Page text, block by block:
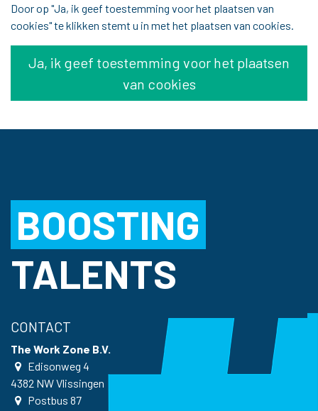
Door op "Ja, ik geef toestemming voor het plaatsen van
cookies" te klikken stemt u in met het plaatsen van cookies.
Ja, ik geef toestemming voor het plaatsen
van cookies
BOOSTING
TALENTS
CONTACT
The Work Zone B.V.
Edisonweg 4
4382 NWVlissingen
Postbus 87